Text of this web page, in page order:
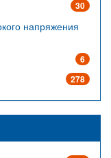
30
напряжения
6
278